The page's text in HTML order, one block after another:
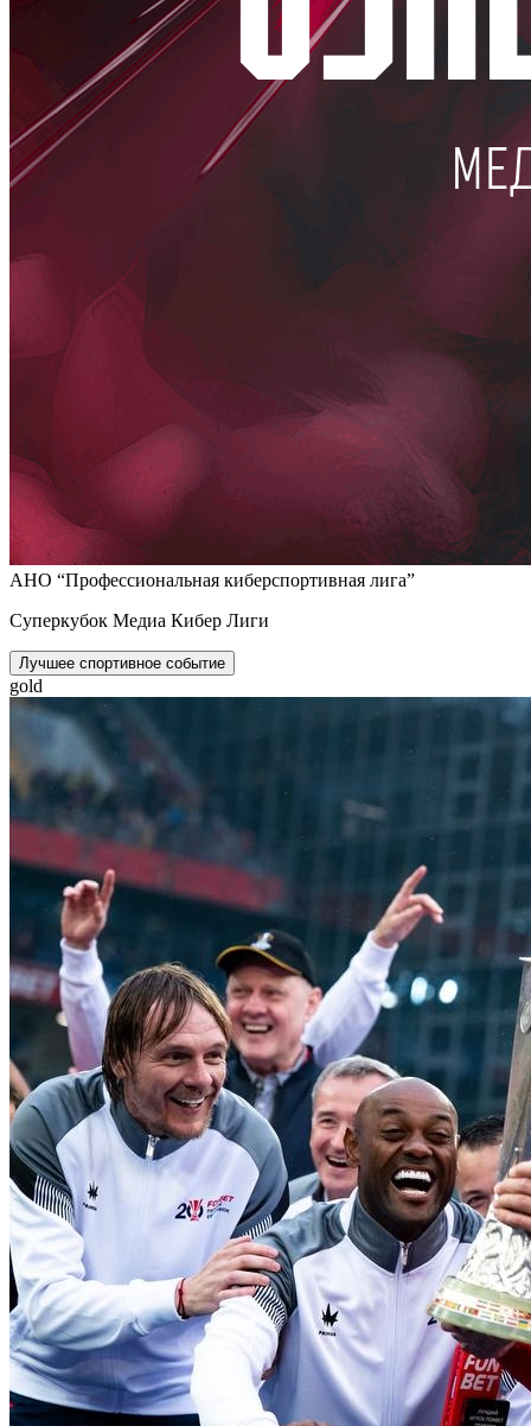
АНО “Профессиональная киберспортивная лига”
Суперкубок Медиа Кибер Лиги
Лучшее спортивное событие
gold